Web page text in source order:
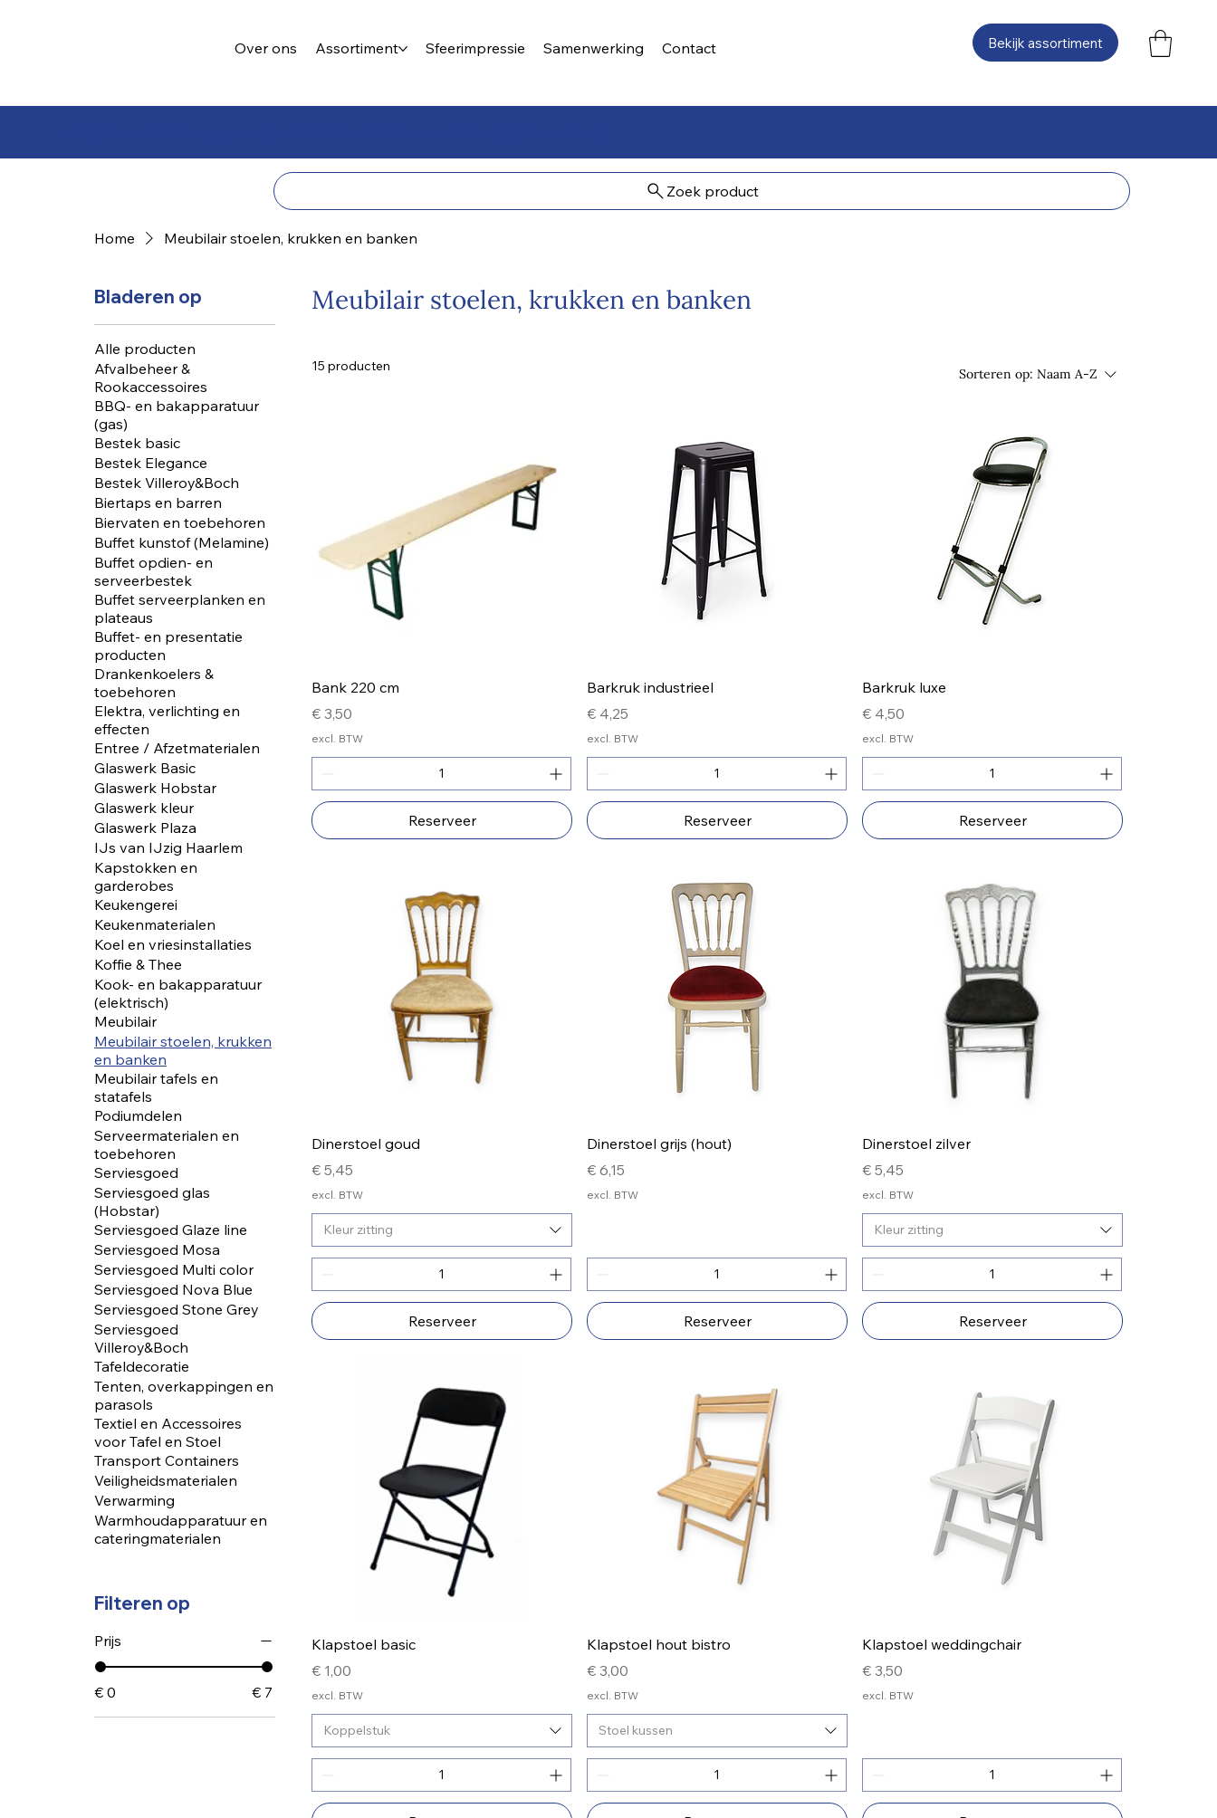
Over ons Assortiment Sfeerimpressie Samenwerking Contact Bekijk assortiment
Zoek product
Home Meubilair stoelen, krukken en banken
Bladeren op
Alle producten
Afvalbeheer &
Rookaccessoires
BBQ- en bakapparatuur
(gas)
Bestek basic
Bestek Elegance
Bestek Villeroy&Boch
Biertaps en barren
Biervaten en toebehoren
Buffet kunstof (Melamine)
Buffet opdien- en
serveerbestek
Buffet serveerplanken en
plateaus
Buffet- en presentatie
producten
Drankenkoelers &
toebehoren
Elektra, verlichting en
effecten
Entree / Afzetmaterialen
Glaswerk Basic
Glaswerk Hobstar
Glaswerk kleur
Glaswerk Plaza
IJs van IJzig Haarlem
Kapstokken en
garderobes
Keukengerei
Keukenmaterialen
Koel en vriesinstallaties
Koffie & Thee
Kook- en bakapparatuur
(elektrisch)
Meubilair
Meubilair stoelen, krukken
en banken
Meubilair tafels en
statafels
Podiumdelen
Serveermaterialen en
toebehoren
Serviesgoed
Serviesgoed glas
(Hobstar)
Serviesgoed Glaze line
Serviesgoed Mosa
Serviesgoed Multi color
Serviesgoed Nova Blue
Serviesgoed Stone Grey
Serviesgoed
Villeroy&Boch
Tafeldecoratie
Tenten, overkappingen en
parasols
Textiel en Accessoires
voor Tafel en Stoel
Transport Containers
Veiligheidsmaterialen
Verwarming
Warmhoudapparatuur en
cateringmaterialen
Filteren op
Prijs
€ 0 € 7
Meubilair stoelen, krukken en banken
15 producten Sorteren op: Naam A-Z
Bank 220 cm
Prijs
€ 3,50
excl. BTW
Reserveer
Barkruk industrieel
Prijs
€ 4,25
excl. BTW
Reserveer
Barkruk luxe
Prijs
€ 4,50
excl. BTW
Reserveer
Dinerstoel goud
Prijs
€ 5,45
excl. BTW
Kleur zitting
Reserveer
Dinerstoel grijs (hout)
Prijs
€ 6,15
excl. BTW
Reserveer
Dinerstoel zilver
Prijs
€ 5,45
excl. BTW
Kleur zitting
Reserveer
Klapstoel basic
Prijs
€ 1,00
excl. BTW
Koppelstuk
Klapstoel hout bistro
Prijs
€ 3,00
excl. BTW
Stoel kussen
Klapstoel weddingchair
Prijs
€ 3,50
excl. BTW